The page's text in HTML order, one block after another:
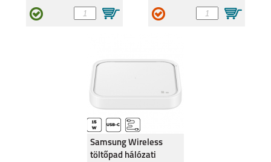
Samsung Wireless
töltőpad hálózati